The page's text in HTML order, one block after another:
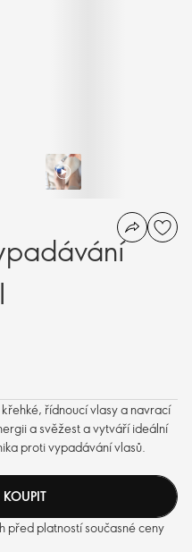
řídnoucí vlasy a navrací
a svěžest a vytváří ideální
proti vypadávání vlasů.
KOUPIT
před platností současné ceny